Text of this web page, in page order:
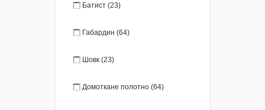
Батист (23)
Габардин (64)
Шовк (23)
Домоткане полотно (64)